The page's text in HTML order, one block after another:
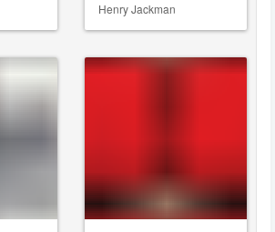
Henry Jackman